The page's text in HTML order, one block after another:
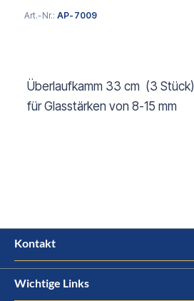
Art.-Nr.:AP-7009
Überlaufkamm 33 cm (3 Stück)
für Glasstärken von 8-15 mm
Kontakt
Wichtige Links